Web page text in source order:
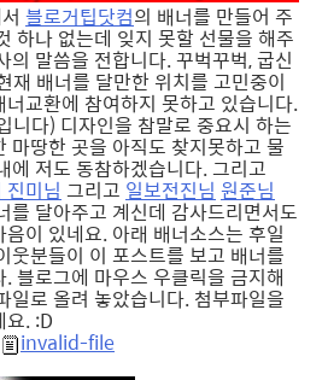
블로거팁닷컴의 배너를 만들어 주
하나 없는데 잊지 못할 선물을 해주
의 말씀을 전합니다. 꾸벅꾸벅, 굽신
재 배너를 달만한 위치를 고민중이
교환에 참여하지 못하고 있습니다.
니다) 디자인을 참말로 중요시 하는
마땅한 곳을 아직도 찾지못하고 물
에 저도 동참하겠습니다. 그리고
진미님 그리고 일보전진님 원준님
를 달아주고 계신데 감사드리면서도
이 있네요. 아래 배너소스는 후일
웃분들이 이 포스트를 보고 배너를
블로그에 마우스 우클릭을 금지해
일로 올려 놓았습니다. 첨부파일을
요. :D
invalid-file